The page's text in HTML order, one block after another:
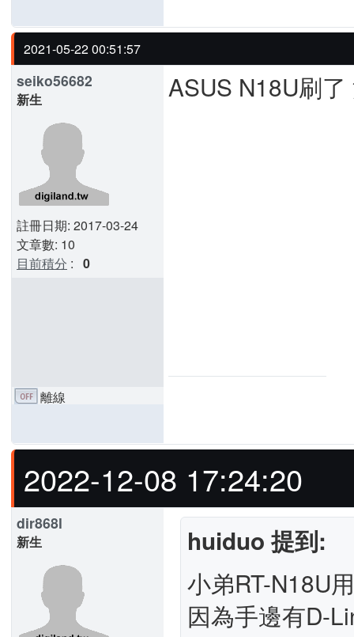
2021-05-22 00:51:57
seiko56682
新生
註冊日期: 2017-03-24
文章數: 10
目前積分 : 0
ASUS N18U刷
離線
2022-12-08 17:24:20
dir868l
新生
huiduo 提到:
小弟RT-N18U
因為手邊有D-